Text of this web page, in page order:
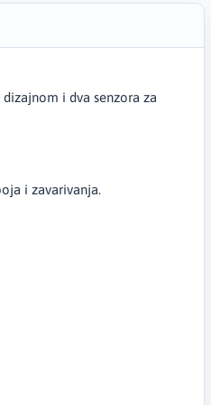
i dva senzora za
i zavarivanja.